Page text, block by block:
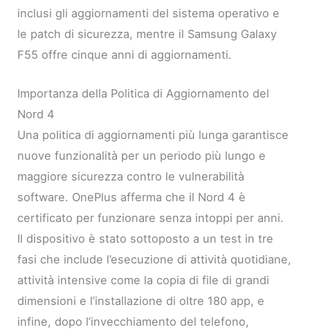
inclusi gli aggiornamenti del sistema operativo e
le patch di sicurezza, mentre il Samsung Galaxy
F55 offre cinque anni di aggiornamenti.
Importanza della Politica di Aggiornamento del
Nord 4
Una politica di aggiornamenti più lunga garantisce
nuove funzionalità per un periodo più lungo e
maggiore sicurezza contro le vulnerabilità
software. OnePlus afferma che il Nord 4 è
certificato per funzionare senza intoppi per anni.
Il dispositivo è stato sottoposto a un test in tre
fasi che include l’esecuzione di attività quotidiane,
attività intensive come la copia di file di grandi
dimensioni e l’installazione di oltre 180 app, e
infine, dopo l’invecchiamento del telefono,